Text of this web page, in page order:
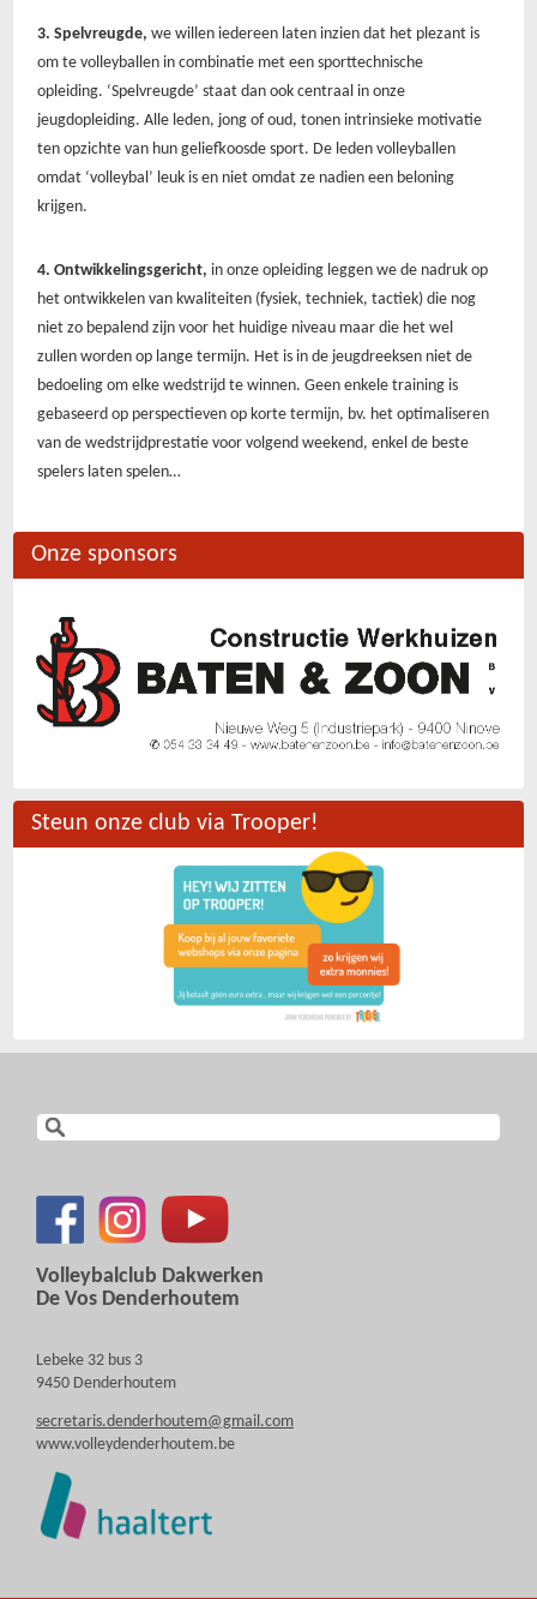
3. Spelvreugde,we willen iedereen laten inzien dat het plezant is
om te volleyballen in combinatie met een sporttechnische
opleiding. ‘Spelvreugde’ staat dan ook centraal in onze
jeugdopleiding. Alle leden, jong of oud, tonen intrinsieke motivatie
ten opzichte van hun geliefkoosde sport. De leden volleyballen
omdat ‘volleybal’ leuk is en niet omdat ze nadien een beloning
krijgen.
4. Ontwikkelingsgericht, in onze opleiding leggen we de nadruk op
het ontwikkelen van kwaliteiten (fysiek, techniek, tactiek) die nog
niet zo bepalend zijn voor het huidige niveau maar die het wel
zullen worden op lange termijn. Het is in de jeugdreeksen niet de
bedoeling om elke wedstrijd te winnen. Geen enkele training is
gebaseerd op perspectieven op korte termijn, bv. het optimaliseren
van de wedstrijdprestatie voor volgend weekend, enkel de beste
spelers laten spelen…
Onze sponsors
Steun onze club via Trooper!
Volleybalclub Dakwerken
De Vos Denderhoutem
Lebeke 32 bus 3
9450 Denderhoutem
secretaris.denderhoutem@gmail.com
www.volleydenderhoutem.be